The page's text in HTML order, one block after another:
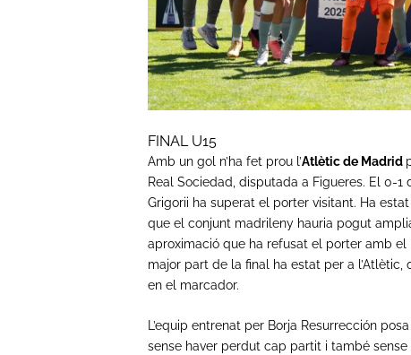
FINAL U15
Amb un gol n’ha fet prou l’Atlètic de Madrid
Real Sociedad, disputada a Figueres. El 0-
Grigorii ha superat el porter visitant. Ha
que el conjunt madrileny hauria pogut
aproximació que ha refusat el porter amb
major part de la final ha estat per a
en el marcador.
L’equip entrenat per Borja Resurrección
sense haver perdut cap partit i també